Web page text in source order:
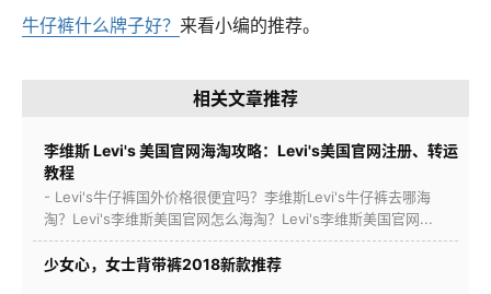
牛仔裤什么牌子好？ 来看小编的推荐。
相关文章推荐
李维斯 Levi's 美国官网海淘攻略：Levi's美国官网注册、转运
教程
- Levi's牛仔裤国外价格很便宜吗？李维斯Levi's牛仔裤去哪海
淘？Levi's李维斯美国官网怎么海淘？Levi's李维斯美国官网...
少女心，女士背带裤2018新款推荐